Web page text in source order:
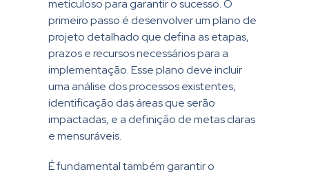
meticuloso para garantir o sucesso. O
primeiro passo é desenvolver um plano de
projeto detalhado que defina as etapas,
prazos e recursos necessários para a
implementação. Esse plano deve incluir
uma análise dos processos existentes,
identificação das áreas que serão
impactadas, e a definição de metas claras
e mensuráveis.
É fundamental também garantir o